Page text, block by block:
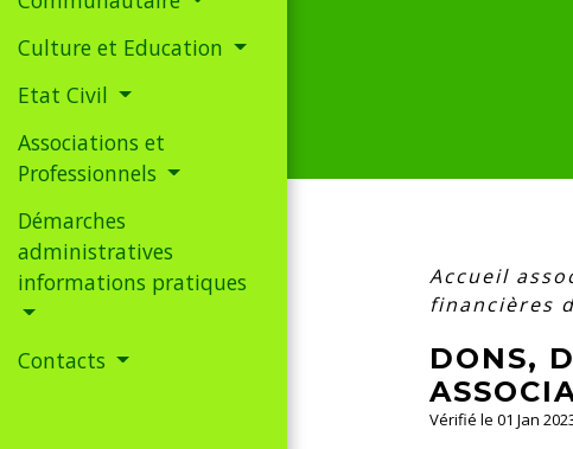
Culture et Education
Etat Civil
Associations et
Professionnels
Démarches
administratives
informations pratiques
Contacts
Accueil
financières
DONS,
Vérifié le 01 Jan